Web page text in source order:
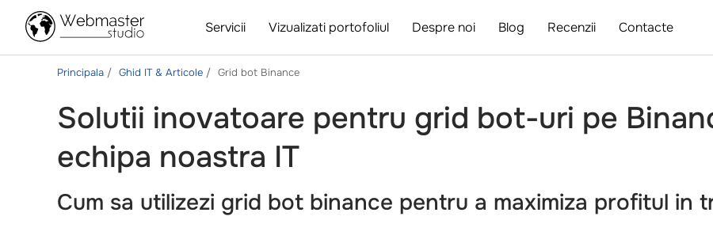
Servicii Vizualizati portofoliul Despre noi Blog Recenzii Contacte
Principala Ghid IT & Articole Grid bot Binance
Solutii inovatoare pentru grid bot-uri pe
echipa noastra IT
Cum sa utilizezi grid bot binance pentru a maximiza profitul in